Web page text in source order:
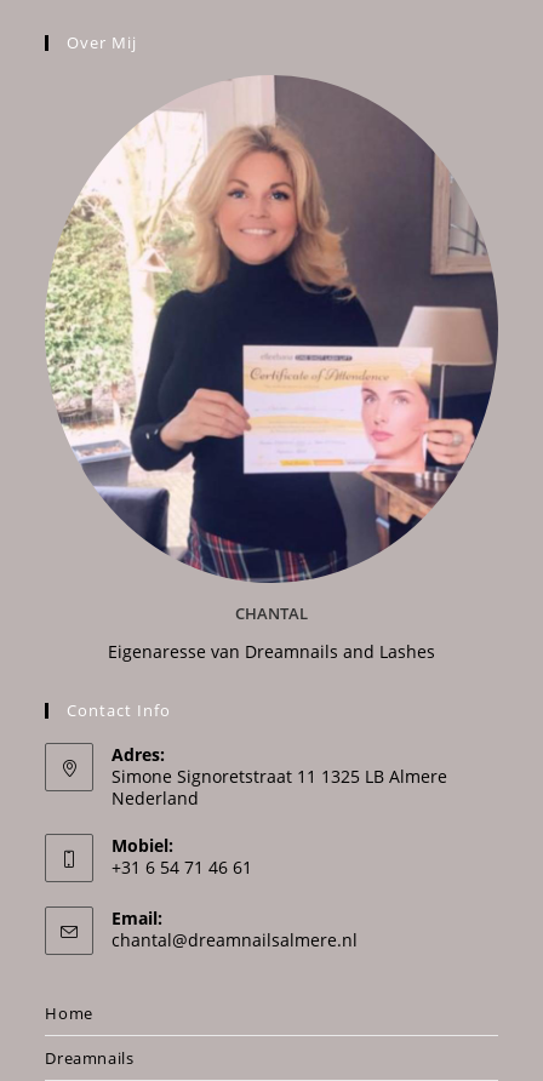
Over Mij
CHANTAL
Eigenaresse van Dreamnails and Lashes
Contact Info
Adres:
Simone Signoretstraat 11 1325 LB Almere
Nederland
Mobiel:
+31 6 54 71 46 61‬
Email:
chantal@dreamnailsalmere.nl
Home
Dreamnails